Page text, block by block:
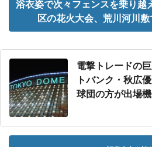
浴衣姿で次々フェンスを乗り
区の花火大会、荒川河川
電撃トレードの
トバンク・秋広
球団の方が出場